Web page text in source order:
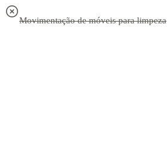
Movimentação de móveis para limpeza